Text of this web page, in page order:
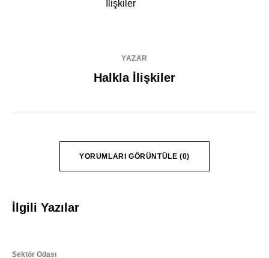
YAZAR
Halkla İlişkiler
YORUMLARI GÖRÜNTÜLE (0)
İlgili Yazılar
Sektör Odası